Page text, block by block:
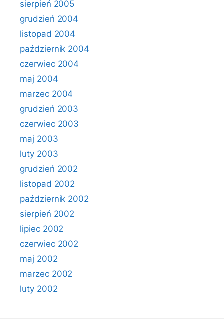
sierpień 2005
grudzień 2004
listopad 2004
październik 2004
czerwiec 2004
maj 2004
marzec 2004
grudzień 2003
czerwiec 2003
maj 2003
luty 2003
grudzień 2002
listopad 2002
październik 2002
sierpień 2002
lipiec 2002
czerwiec 2002
maj 2002
marzec 2002
luty 2002